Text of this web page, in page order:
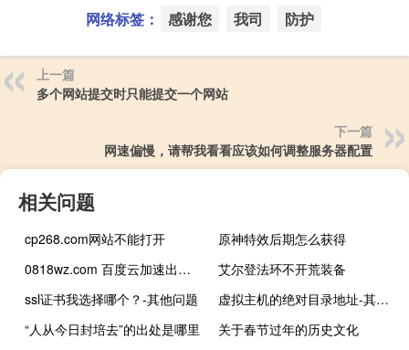
网络标签： 感谢您 我司 防护
上一篇
多个网站提交时只能提交一个网站
下一篇
网速偏慢，请帮我看看应该如何调整服务器配置
相关问题
cp268.com网站不能打开
原神特效后期怎么获得
0818wz.com 百度云加速出现问题
艾尔登法环不开荒装备
ssl证书我选择哪个？-其他问题
虚拟主机的绝对目录地址-其他问题
“人从今日封培去”的出处是哪里
关于春节过年的历史文化